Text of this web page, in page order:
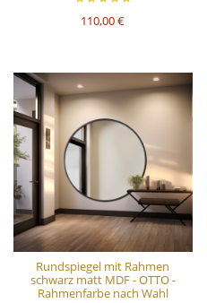
110,00 €
Rundspiegel mit Rahmen
schwarz matt MDF - OTTO -
Rahmenfarbe nach Wahl